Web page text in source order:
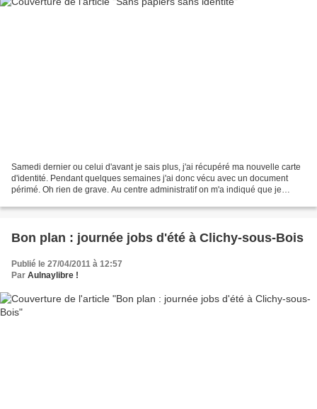
Samedi dernier ou celui d'avant je sais plus, j'ai récupéré ma nouvelle carte
d'identité. Pendant quelques semaines j'ai donc vécu avec un document
périmé. Oh rien de grave. Au centre administratif on m'a indiqué que je
Bon plan : journée jobs d'été à Clichy-sous-Bois
Publié le 27/04/2011 à 12:57
Par Aulnaylibre !